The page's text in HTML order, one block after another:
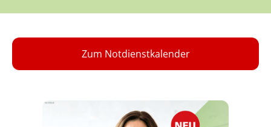
Zum Notdienstkalender